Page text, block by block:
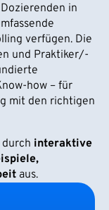
in
verfügen. Die
und Praktiker/-
how – für
mit den richtigen
interaktive
aus.